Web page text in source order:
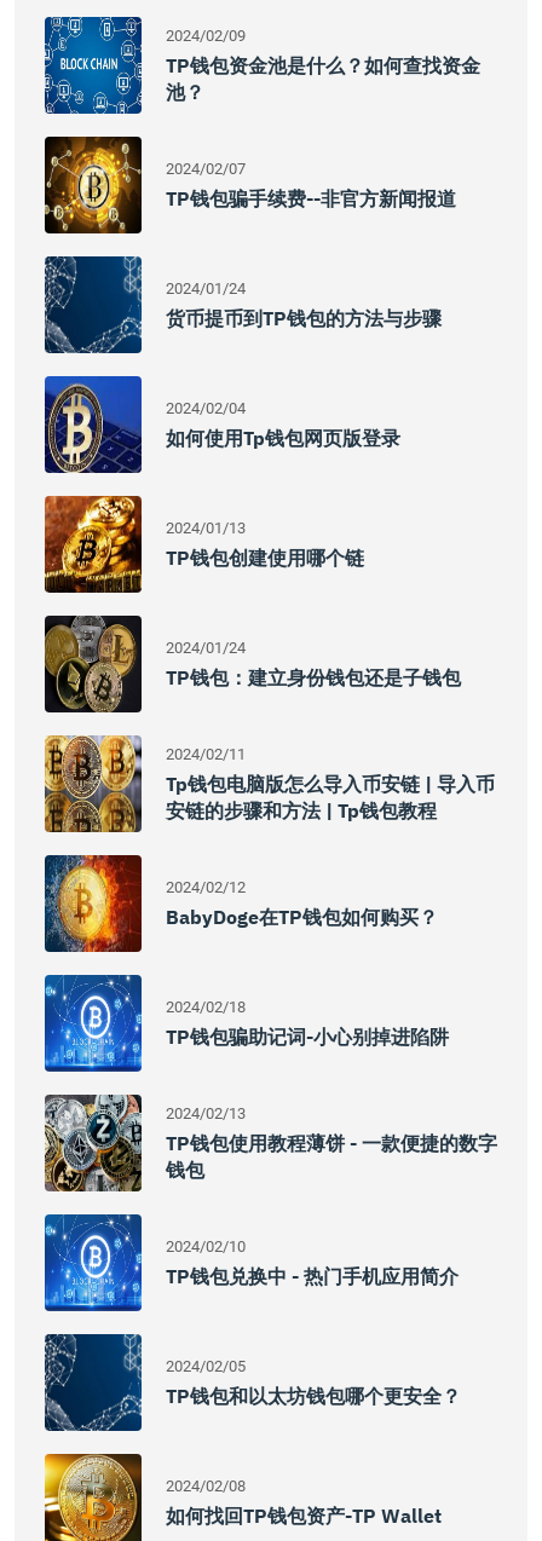
2024/02/09
TP钱包资金池是什么？如何查找资金
池？
2024/02/07
TP钱包骗手续费--非官方新闻报道
2024/01/24
货币提币到TP钱包的方法与步骤
2024/02/04
如何使用Tp钱包网页版登录
2024/01/13
TP钱包创建使用哪个链
2024/01/24
TP钱包：建立身份钱包还是子钱包
2024/02/11
Tp钱包电脑版怎么导入币安链 | 导入币
安链的步骤和方法 | Tp钱包教程
2024/02/12
BabyDoge在TP钱包如何购买？
2024/02/18
TP钱包骗助记词-小心别掉进陷阱
2024/02/13
TP钱包使用教程薄饼 - 一款便捷的数字
钱包
2024/02/10
TP钱包兑换中 - 热门手机应用简介
2024/02/05
TP钱包和以太坊钱包哪个更安全？
2024/02/08
如何找回TP钱包资产-TP Wallet